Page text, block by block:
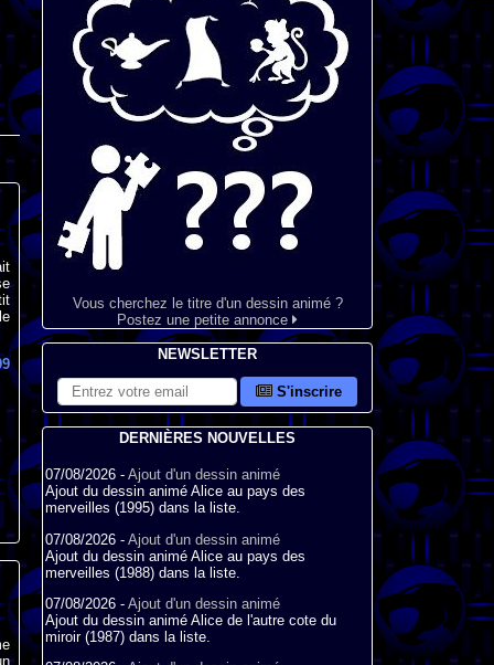
Vous cherchez le titre d'un dessin animé ?
Postez une petite annonce
NEWSLETTER
S'inscrire
DERNIÈRES NOUVELLES
07/08/2026 - Ajout d'un dessin animé
Ajout du dessin animé Alice au pays des
merveilles (1995) dans la liste.
07/08/2026 - Ajout d'un dessin animé
Ajout du dessin animé Alice au pays des
merveilles (1988) dans la liste.
07/08/2026 - Ajout d'un dessin animé
Ajout du dessin animé Alice de l'autre cote du
miroir (1987) dans la liste.